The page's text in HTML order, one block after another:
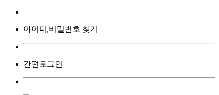
|
아이디,비밀번호 찾기
간편로그인